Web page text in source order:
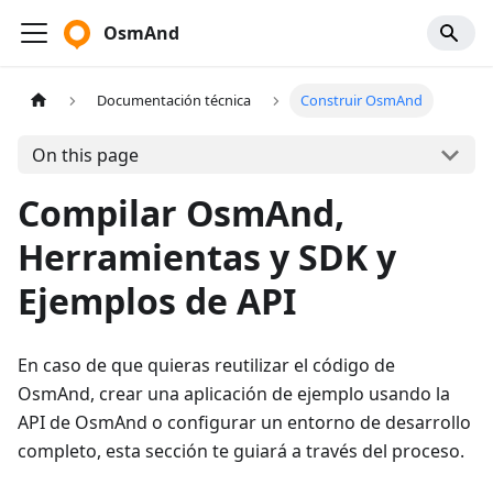
OsmAnd
Documentación técnica Construir OsmAnd
On this page
Compilar OsmAnd,
Herramientas y SDK y
Ejemplos de API
En caso de que quieras reutilizar el código de
OsmAnd, crear una aplicación de ejemplo usando la
API de OsmAnd o configurar un entorno de desarrollo
completo, esta sección te guiará a través del proceso.